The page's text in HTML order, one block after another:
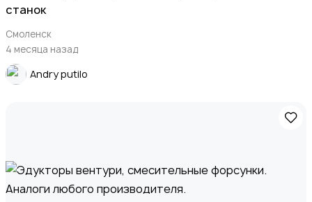
станок
Смоленск
4 месяца назад
Andry putilo